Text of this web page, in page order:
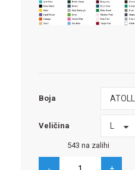
Boja Boja
Veličina Veličina
543 na zalihi